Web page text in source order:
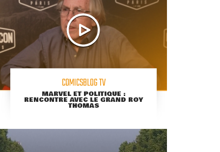
COMICSBLOG TV
MARVEL ET POLITIQUE :
RENCONTRE AVEC LE GRAND ROY
THOMAS